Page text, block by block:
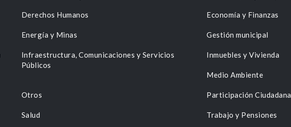
Derechos Humanos Economía y Finanzas
Energía y Minas Gestión municipal
Infraestructura, Comunicaciones y Servicios
Públicos
Inmuebles y Vivienda
Medio Ambiente
Otros Participación Ciudadana
Salud Trabajo y Pensiones